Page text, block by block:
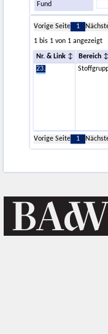
Fund
Vorige Seite 1
1 bis 1 von 1 angezeigt
Nr. & Link Bereich
23.
Vorige Seite
1